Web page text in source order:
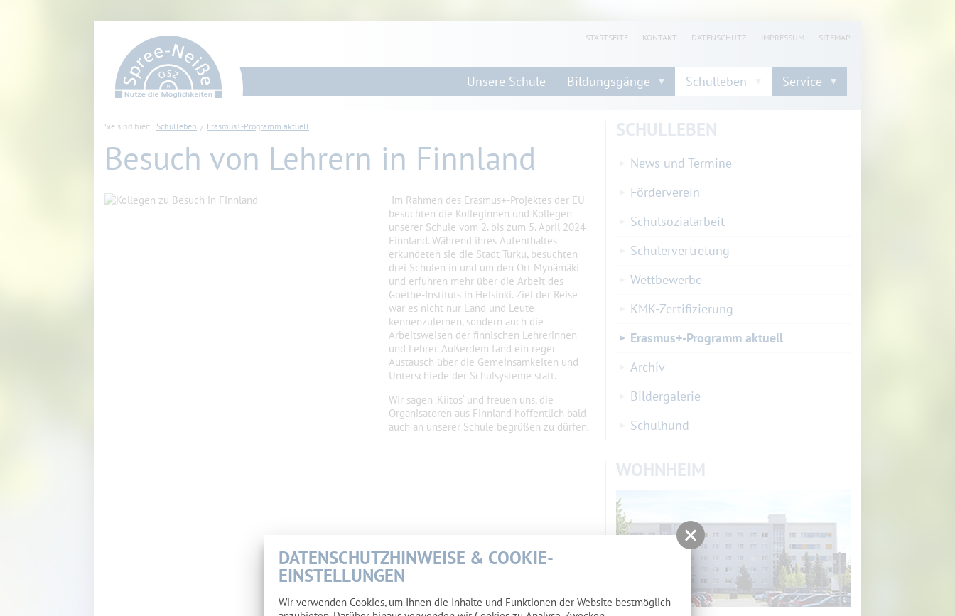
STARTSEITE KONTAKT DATENSCHUTZ IMPRESSUM SITEMAP
Unsere Schule Bildungsgänge Schulleben Service
Sie sind hier: Schulleben Erasmus+-Programm aktuell
Besuch von Lehrern in Finnland
Im Rahmen des Erasmus+-Projektes der EU
besuchten die Kolleginnen und Kollegen
unserer Schule vom 2. bis zum 5. April 2024
Finnland. Während ihres Aufenthaltes
erkundeten sie die Stadt Turku, besuchten
drei Schulen in und um den Ort Mynämäki
und erfuhren mehr über die Arbeit des
Goethe-Instituts in Helsinki. Ziel der Reise
war es nicht nur Land und Leute
kennenzulernen, sondern auch die
Arbeitsweisen der finnischen Lehrerinnen
und Lehrer. Außerdem fand ein reger
Austausch über die Gemeinsamkeiten und
Unterschiede der Schulsysteme statt.
Wir sagen ‚Kiitos‘ und freuen uns, die
Organisatoren aus Finnland hoffentlich bald
auch an unserer Schule begrüßen zu dürfen.
SCHULLEBEN
News und Termine
Förderverein
Schulsozialarbeit
Schülervertretung
Wettbewerbe
KMK-Zertifizierung
Erasmus+-Programm aktuell
Archiv
Bildergalerie
Schulhund
WOHNHEIM
DATENSCHUTZHINWEISE & COOKIE-
EINSTELLUNGEN
Wir verwenden Cookies, um Ihnen die Inhalte und Funktionen der Website bestmöglich